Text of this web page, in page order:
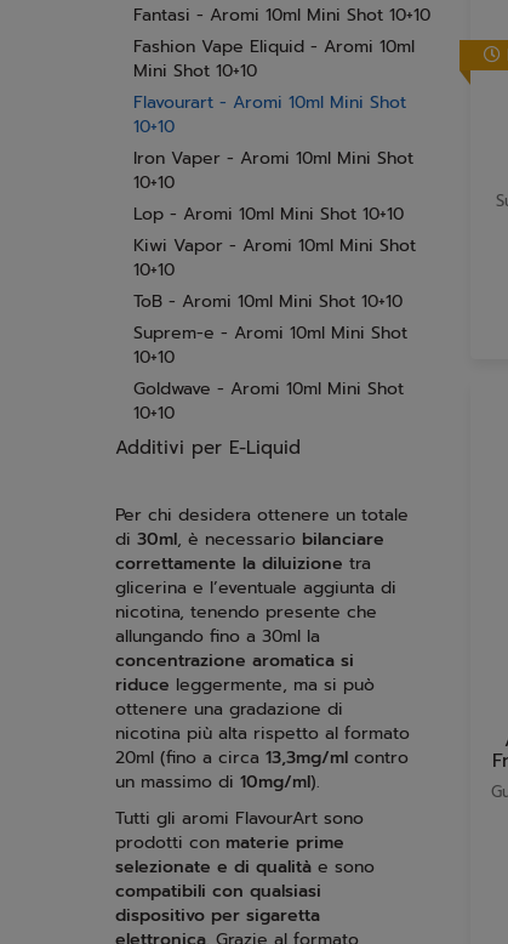
Fantasi - Aromi 10ml Mini Shot 10+10
Fashion Vape Eliquid - Aromi 10ml
Mini Shot 10+10
Flavourart - Aromi 10ml Mini Shot
10+10
Iron Vaper - Aromi 10ml Mini Shot
10+10
Lop - Aromi 10ml Mini Shot 10+10
Kiwi Vapor - Aromi 10ml Mini Shot
10+10
ToB - Aromi 10ml Mini Shot 10+10
Suprem-e - Aromi 10ml Mini Shot
10+10
Goldwave - Aromi 10ml Mini Shot
10+10
Additivi per E-Liquid
Per chi desidera ottenere un totale
di 30ml, è necessario bilanciare
correttamente la diluizione tra
glicerina e l’eventuale aggiunta di
nicotina, tenendo presente che
allungando fino a 30ml la
concentrazione aromatica si
riduce leggermente, ma si può
ottenere una gradazione di
nicotina più alta rispetto al formato
20ml (fino a circa 13,3mg/ml contro
un massimo di 10mg/ml).
Tutti gli aromi FlavourArt sono
prodotti con materie prime
selezionate e di qualità e sono
compatibili con qualsiasi
dispositivo per sigaretta